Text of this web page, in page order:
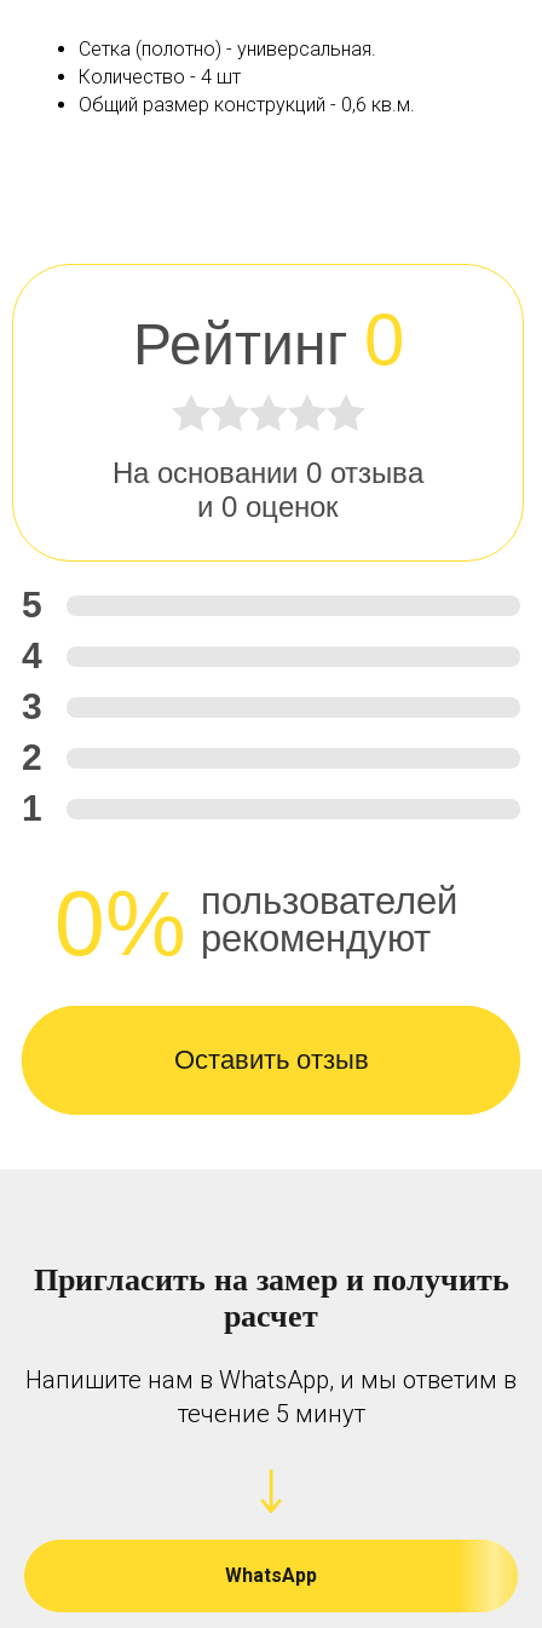
Сетка (полотно) - универсальная.
Количество - 4 шт
Общий размер конструкций - 0,6 кв.м.
Рейтинг 0
На основании 0 отзыва
и 0 оценок
5
4
3
2
1
0% пользователей
рекомендуют
Оставить отзыв
Пригласить на замер и получить
расчет
Напишите нам в WhatsApp, и мы ответим в
течение 5 минут
WhatsApp